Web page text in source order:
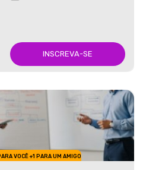
INSCREVA-SE
VOCÊ +1 PARA UM AMIGO